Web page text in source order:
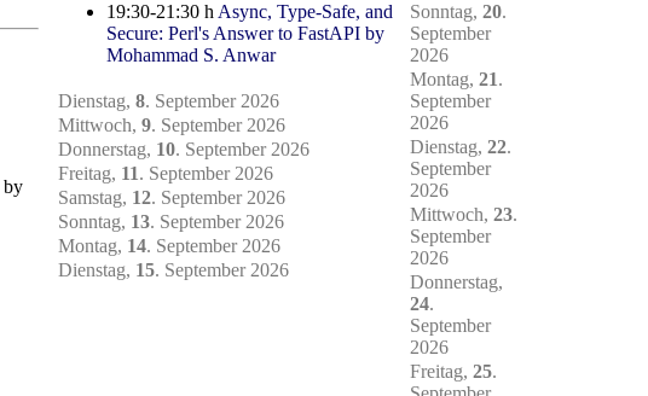
by
19:30-21:30 hAsync, Type-Safe, and
Secure: Perl's Answer to FastAPI by
Mohammad S. Anwar
Dienstag, 8. September 2026
Mittwoch, 9. September 2026
Donnerstag, 10. September 2026
Freitag, 11. September 2026
Samstag, 12. September 2026
Sonntag, 13. September 2026
Montag, 14. September 2026
Dienstag, 15. September 2026
Sonntag, 20.
September
2026
Montag, 21.
September
2026
Dienstag, 22.
September
2026
Mittwoch, 23.
September
2026
Donnerstag,
24.
September
2026
Freitag, 25.